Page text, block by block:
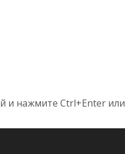
и нажмите Ctrl+Enter или